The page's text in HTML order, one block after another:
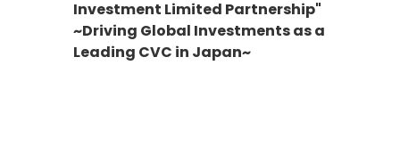
Investment Limited Partnership"
~Driving Global Investments as a
Leading CVC in Japan~